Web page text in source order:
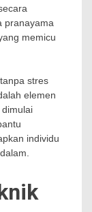
pranayama
memicu
stres
elemen
individu